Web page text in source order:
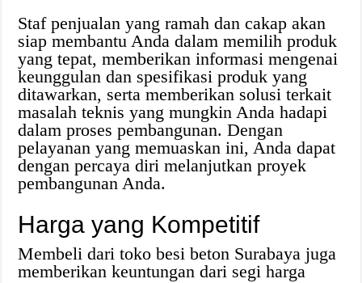
Staf penjualan yang ramah dan cakap akan
siap membantu Anda dalam memilih produk
yang tepat, memberikan informasi mengenai
keunggulan dan spesifikasi produk yang
ditawarkan, serta memberikan solusi terkait
masalah teknis yang mungkin Anda hadapi
dalam proses pembangunan. Dengan
pelayanan yang memuaskan ini, Anda dapat
dengan percaya diri melanjutkan proyek
pembangunan Anda.
Harga yang Kompetitif
Membeli dari toko besi beton Surabaya juga
memberikan keuntungan dari segi harga